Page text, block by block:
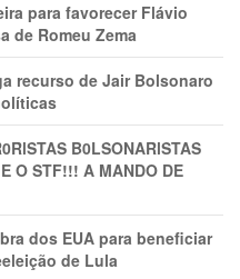
para favorecer Flávio
de Romeu Zema
recurso de Jair Bolsonaro
B0LSONARlSTAS
O STF!!! A MANDO DE
dos EUA para beneficiar
de Lula